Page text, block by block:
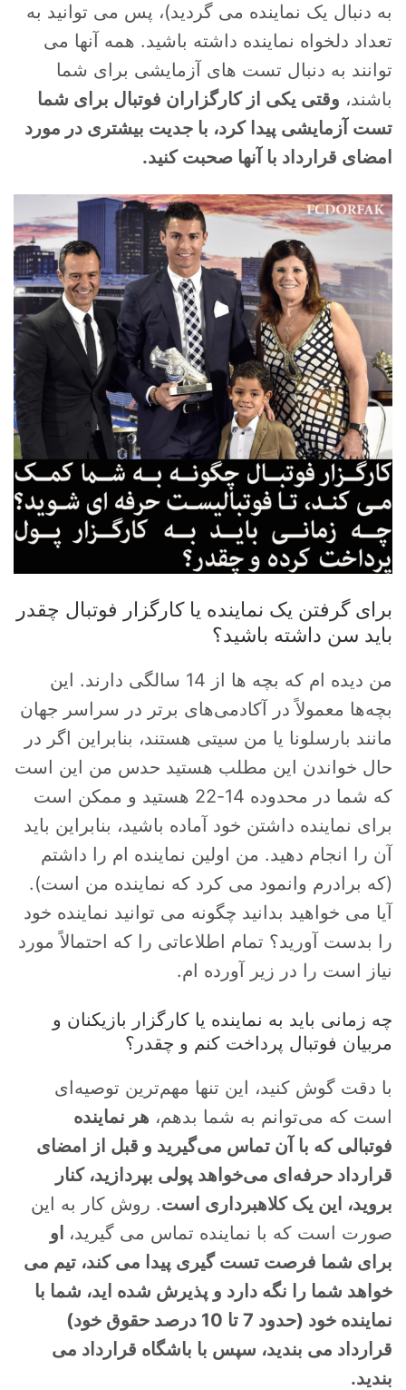
به دنبال یک نماینده می گردید)، پس می توانید به
تعداد دلخواه نماینده داشته باشید. همه آنها می
توانند به دنبال تست های آزمایشی برای شما
باشند، وقتی یکی از کارگزاران فوتبال برای شما
تست آزمایشی پیدا کرد، با جدیت بیشتری در مورد
امضای قرارداد با آنها صحبت کنید.
برای گرفتن یک نماینده یا کارگزار فوتبال چقدر
باید سن داشته باشید؟
من دیده ام که بچه ها از 14 سالگی دارند. این
بچه‌ها معمولاً در آکادمی‌های برتر در سراسر جهان
مانند بارسلونا یا من سیتی هستند، بنابراین اگر در
حال خواندن این مطلب هستید حدس من این است
که شما در محدوده 14-22 هستید و ممکن است
برای نماینده داشتن خود آماده باشید، بنابراین باید
آن را انجام دهید. من اولین نماینده ام را داشتم
(که برادرم وانمود می کرد که نماینده من است).
آیا می خواهید بدانید چگونه می توانید نماینده خود
را بدست آورید؟ تمام اطلاعاتی را که احتمالاً مورد
نیاز است را در زیر آورده ام.
چه زمانی باید به نماینده یا کارگزار بازیکنان و
مربیان فوتبال پرداخت کنم و چقدر؟
با دقت گوش کنید، این تنها مهم‌ترین توصیه‌ای
است که می‌توانم به شما بدهم، هر نماینده
فوتبالی که با آن تماس می‌گیرید و قبل از امضای
قرارداد حرفه‌ای می‌خواهد پولی بپردازید، کنار
بروید، این یک کلاهبرداری است. روش کار به این
صورت است که با نماینده تماس می گیرید، او
برای شما فرصت تست گیری پیدا می کند، تیم می
خواهد شما را نگه دارد و پذیرش شده اید، شما با
نماینده خود (حدود 7 تا 10 درصد حقوق خود)
قرارداد می بندید، سپس با باشگاه قرارداد می
بندید.